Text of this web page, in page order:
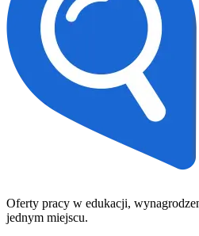
Oferty pracy w edukacji,
jednym miejscu.